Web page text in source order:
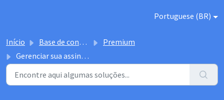
Portuguese (BR)
Início Base de conhecimento
Premium
Gerenciar sua assinatura